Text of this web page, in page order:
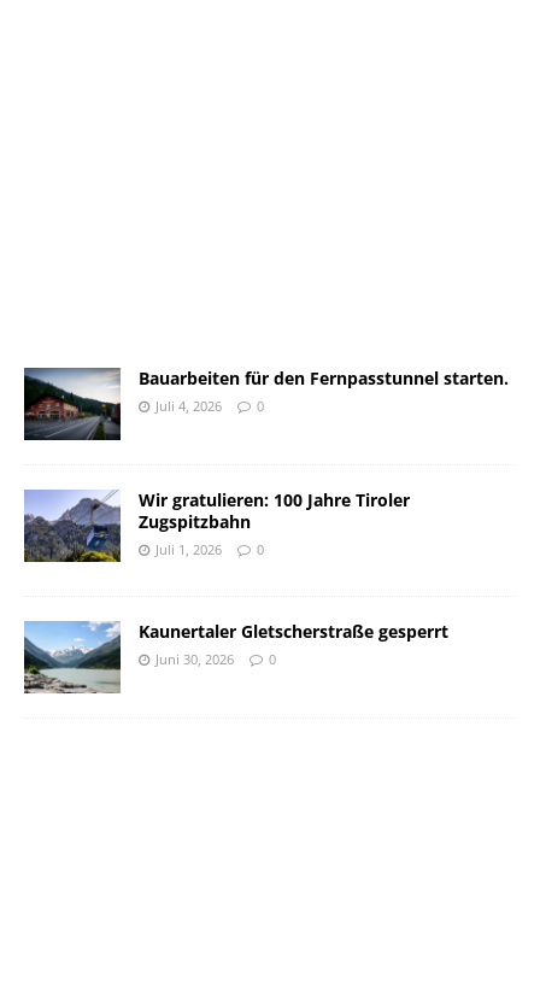
Bauarbeiten für den Fernpasstunnel starten.
Juli 4, 2026 0
Wir gratulieren: 100 Jahre Tiroler
Zugspitzbahn
Juli 1, 2026 0
Kaunertaler Gletscherstraße gesperrt
Juni 30, 2026 0